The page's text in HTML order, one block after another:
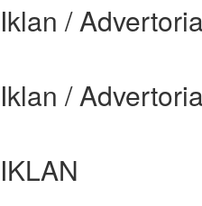
Iklan /
Iklan /
IKLAN